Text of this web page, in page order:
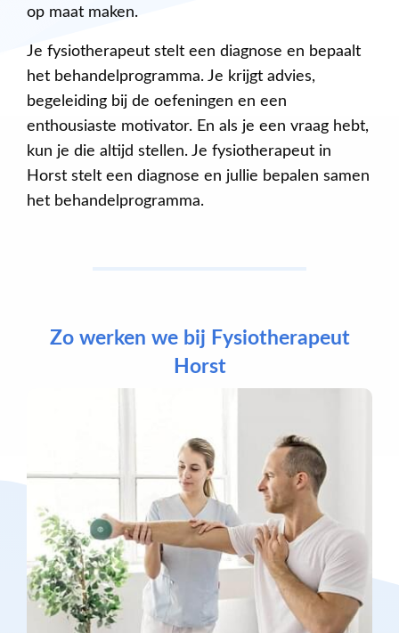
op maat maken.
Je fysiotherapeut stelt een diagnose en bepaalt
het behandelprogramma. Je krijgt advies,
begeleiding bij de oefeningen en een
enthousiaste motivator. En als je een vraag hebt,
kun je die altijd stellen. Je fysiotherapeut in
Horst stelt een diagnose en jullie bepalen samen
het behandelprogramma.
Zo werken we bij Fysiotherapeut
Horst